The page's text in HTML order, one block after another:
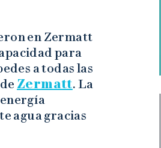
en Zermatt
para
a todas las
Zermatt. La
agua gracias